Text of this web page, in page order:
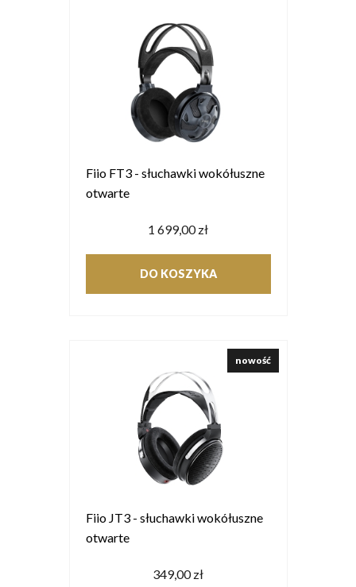
Fiio FT3 - słuchawki wokółuszne
otwarte
1 699,00 zł
DO KOSZYKA
Fiio JT3 - słuchawki wokółuszne
otwarte
349,00 zł
nowość